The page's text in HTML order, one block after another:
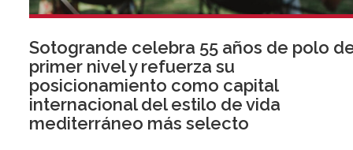
Sotogrande celebra 55 años de polo
primer nivel y refuerza su
posicionamiento como capital
internacional del estilo de vida
mediterráneo más selecto